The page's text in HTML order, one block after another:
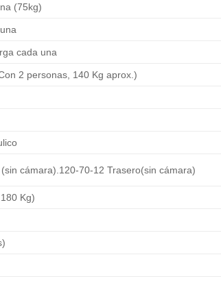
(75kg)
cada una
2 personas, 140 Kg aprox.)
cámara).120-70-12 Trasero(sin cámara)
Kg)